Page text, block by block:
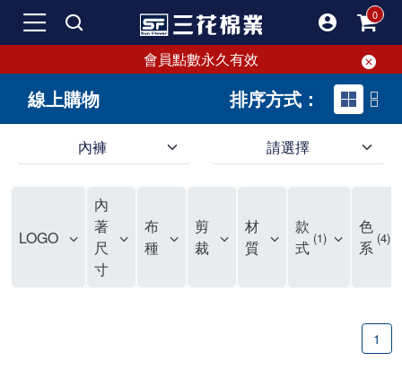
會員點數永久有效
線上購物 排序方式：
內褲 請選擇
LOGO
內
著
尺
寸
布
種
剪
裁
材
質
款
式 1
色
系 4
1